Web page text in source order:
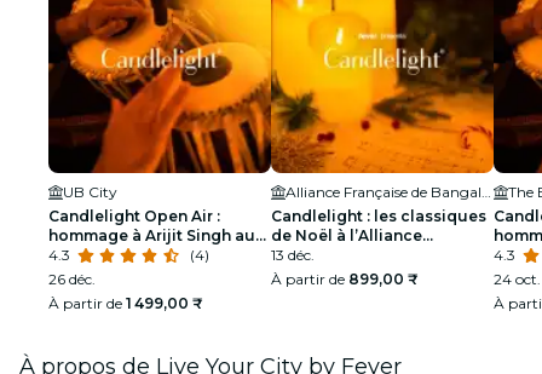
UB City
Candlelight Open Air :
hommage à Arijit Singh au
UB City Amphitheatre
4.3
(4)
26 déc.
À partir de 1 499,00 ₹
Alliance Française de Bangalore
Candlelight : les classiques
de Noël à l’Alliance
Française
13 déc.
À partir de 899,00 ₹
The
The
4.3
24 oct.
À
À propos de Live Your City by Fever